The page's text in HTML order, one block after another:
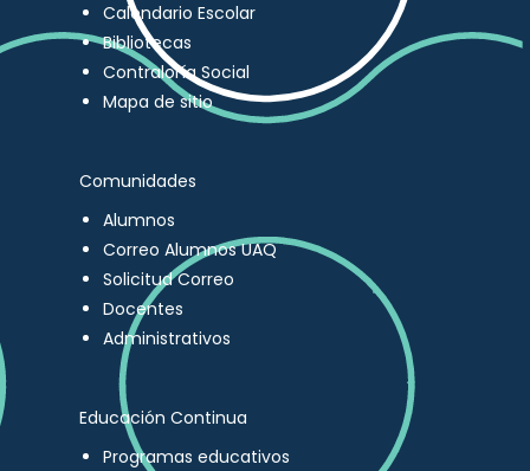
Calendario Escolar
Bibliotecas
Contraloría Social
Mapa de sitio
Comunidades
Alumnos
Correo Alumnos UAQ
Solicitud Correo
Docentes
Administrativos
Educación Continua
Programas educativos